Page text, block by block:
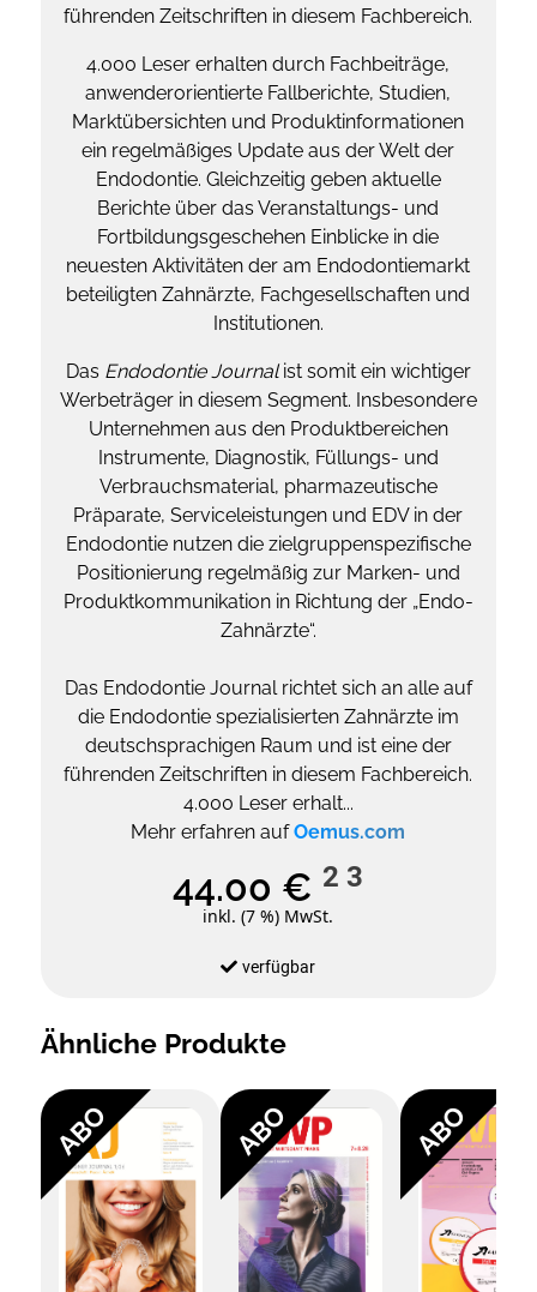
führenden Zeitschriften in diesem Fachbereich.
4.000 Leser erhalten durch Fachbeiträge,
anwenderorientierte Fallberichte, Studien,
Marktübersichten und Produktinformationen
ein regelmäßiges Update aus der Welt der
Endodontie. Gleichzeitig geben aktuelle
Berichte über das Veranstaltungs- und
Fortbildungsgeschehen Einblicke in die
neuesten Aktivitäten der am Endodontiemarkt
beteiligten Zahnärzte, Fachgesellschaften und
Institutionen.
Das Endodontie Journalist somit ein wichtiger
Werbeträger in diesem Segment. Insbesondere
Unternehmen aus den Produktbereichen
Instrumente, Diagnostik, Füllungs- und
Verbrauchsmaterial, pharmazeutische
Präparate, Serviceleistungen und EDV in der
Endodontie nutzen die zielgruppenspezifische
Positionierung regelmäßig zur Marken- und
Produktkommunikation in Richtung der „Endo-
Zahnärzte“.
Das Endodontie Journal richtet sich an alle auf
die Endodontie spezialisierten Zahnärzte im
deutschsprachigen Raum und ist eine der
führenden Zeitschriften in diesem Fachbereich.
4.000 Leser erhalt...
Mehr erfahren aufOemus.com
44.00 € 2 3
inkl. (7 %) MwSt.
verfügbar
Ähnliche Produkte
ABO ABO ABO